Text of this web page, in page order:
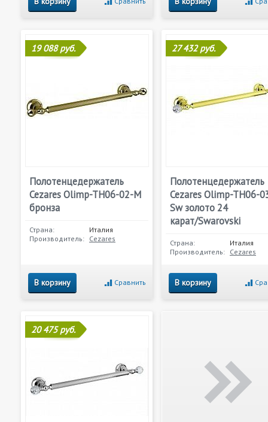
19 088 руб.
Полотенцедержатель
Cezares Olimp-TH06-02-M
бронза
Страна:
Италия
Производитель: Cezares
В корзину Сравнить
27 432 руб.
Полотенцедержатель
Cezares Olimp-TH06-
Sw золото 24
карат/Swarovski
Страна:
Италия
Производитель: Cezares
В корзину
20 475 руб.